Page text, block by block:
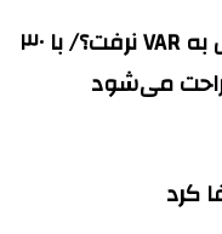
مالک خیبر: چرا هند پنالتی استقلال به VAR نرفت؟/ با ۳۰
راحت می‌شود
کرد